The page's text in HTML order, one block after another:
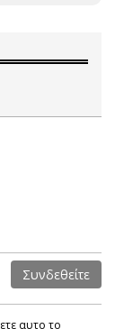
Συνδεθείτε
αυτο το